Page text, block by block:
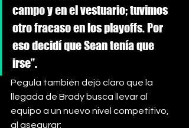
campo y en el vestuario; tuvimos
otro fracaso en los playoffs. Por
eso decidí que Sean tenía que
irse”.
Pegula también dejó claro que la
llegada de Brady busca llevar al
equipo a un nuevo nivel competitivo,
al asegurar: